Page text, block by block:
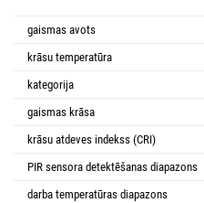
gaismas avots
krāsu temperatūra
kategorija
gaismas krāsa
krāsu atdeves indekss (CRI)
PIR sensora detektēšanas diapazons
darba temperatūras diapazons